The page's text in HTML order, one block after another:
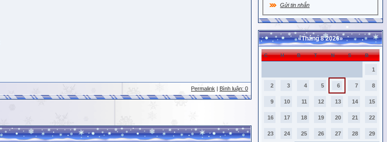
Permalink Bình luận: 0
Gửi tin nhắn
«Tháng 8 2026»
C H B T N S B
1
2 3 4 5 6 7 8
9 10 11 12 13 14 15
16 17 18 19 20 21 22
23 24 25 26 27 28 29